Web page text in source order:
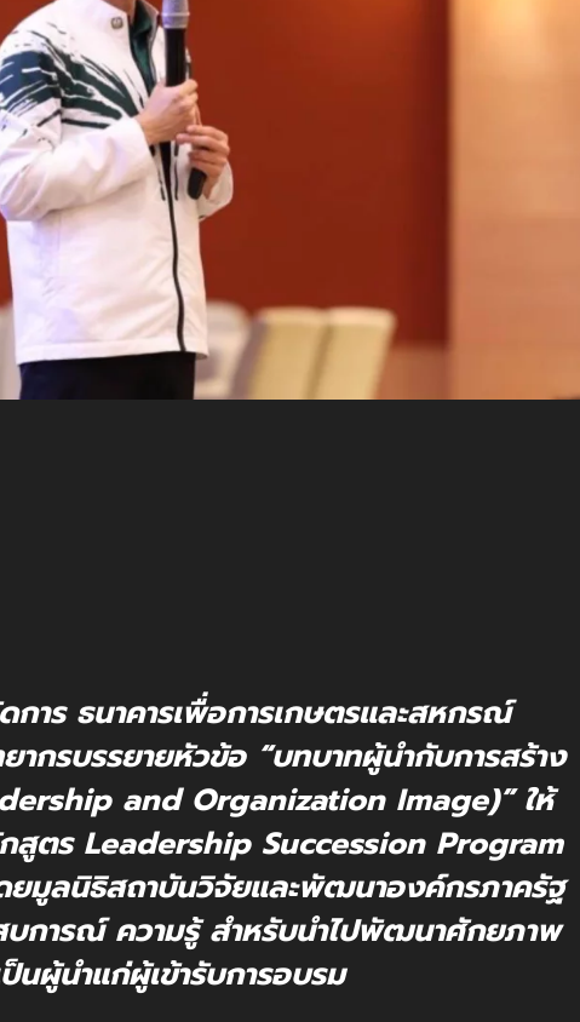
าร ธนาคารเพื่อการเกษตรและสหกรณ์
ากรบรรยายหัวข้อ “บทบาทผู้นำกับการสร้าง
and Organization Image)” ให้
สูตร Leadership Succession Program
ยมูลนิธิสถาบันวิจัยและพัฒนาองค์กรภาครัฐ
บการณ์ ความรู้ สำหรับนำไปพัฒนาศักยภาพ
นผู้นำแก่ผู้เข้ารับการอบรม